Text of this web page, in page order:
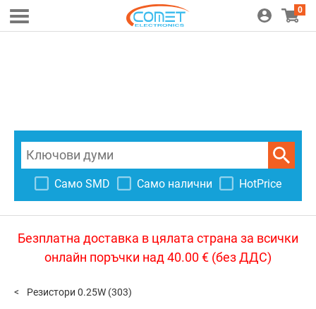
0
Само SMD Само налични HotPrice
Безплатна доставка в цялата страна за всички
онлайн поръчки над 40.00 € (без ДДС)
Резистори 0.25W (303)